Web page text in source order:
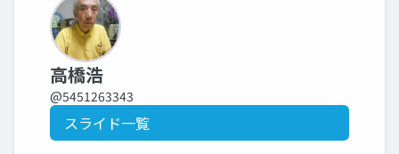
高橋浩
@5451263343
スライド一覧